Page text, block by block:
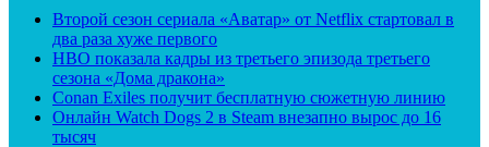
Второй сезон сериала «Аватар» от Netflix стартовал в
два раза хуже первого
HBO показала кадры из третьего эпизода третьего
сезона «Дома дракона»
Conan Exiles получит бесплатную сюжетную линию
Онлайн Watch Dogs 2 в Steam внезапно вырос до 16
тысяч